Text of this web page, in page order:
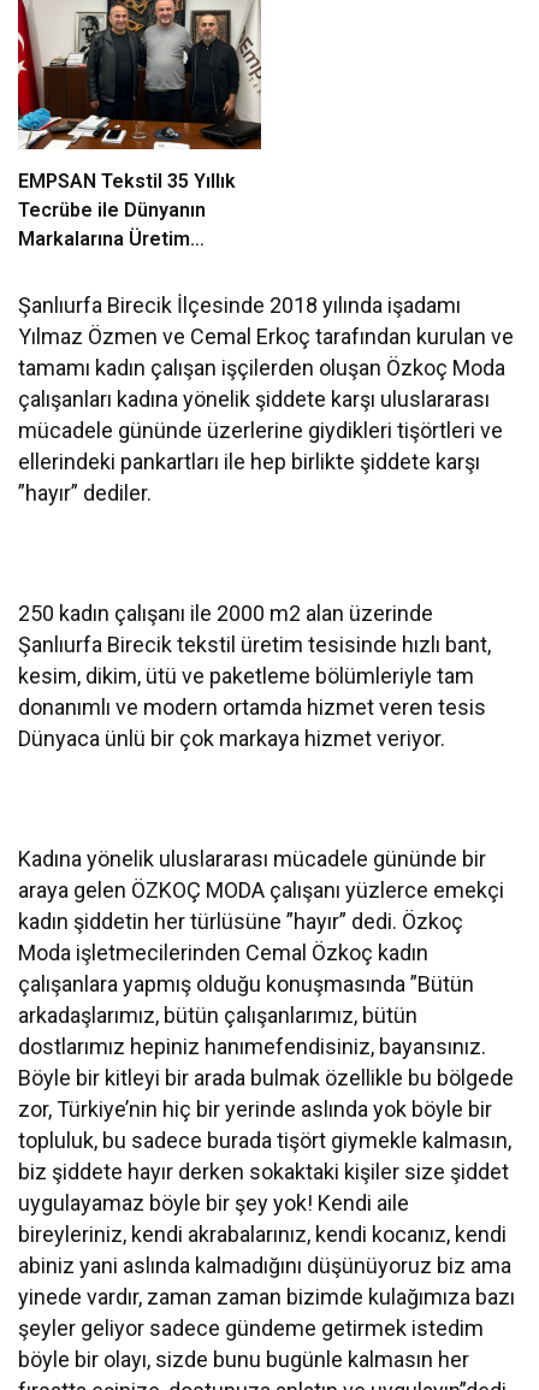
EMPSAN Tekstil 35 Yıllık
Tecrübe ile Dünyanın
Markalarına Üretim
Şanlıurfa Birecik İlçesinde 2018 yılında işadamı
Yılmaz Özmen ve Cemal Erkoç tarafından kurulan ve
tamamı kadın çalışan işçilerden oluşan Özkoç Moda
çalışanları kadına yönelik şiddete karşı uluslararası
mücadele gününde üzerlerine giydikleri tişörtleri ve
ellerindeki pankartları ile hep birlikte şiddete karşı
”hayır” dediler.
250 kadın çalışanı ile 2000 m2 alan üzerinde
Şanlıurfa Birecik tekstil üretim tesisinde hızlı bant,
kesim, dikim, ütü ve paketleme bölümleriyle tam
donanımlı ve modern ortamda hizmet veren tesis
Dünyaca ünlü bir çok markaya hizmet veriyor.
Kadına yönelik uluslararası mücadele gününde bir
araya gelen ÖZKOÇ MODA çalışanı yüzlerce emekçi
kadın şiddetin her türlüsüne ”hayır” dedi. Özkoç
Moda işletmecilerinden Cemal Özkoç kadın
çalışanlara yapmış olduğu konuşmasında ”Bütün
arkadaşlarımız, bütün çalışanlarımız, bütün
dostlarımız hepiniz hanımefendisiniz, bayansınız.
Böyle bir kitleyi bir arada bulmak özellikle bu bölgede
zor, Türkiye’nin hiç bir yerinde aslında yok böyle bir
topluluk, bu sadece burada tişört giymekle kalmasın,
biz şiddete hayır derken sokaktaki kişiler size şiddet
uygulayamaz böyle bir şey yok! Kendi aile
bireyleriniz, kendi akrabalarınız, kendi kocanız, kendi
abiniz yani aslında kalmadığını düşünüyoruz biz ama
yinede vardır, zaman zaman bizimde kulağımıza bazı
şeyler geliyor sadece gündeme getirmek istedim
böyle bir olayı, sizde bunu bugünle kalmasın her